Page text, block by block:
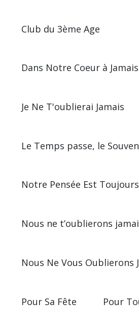
Club du 3ème Age
Dans Notre Coeur à
Je Ne T'oublierai Jamais
Le Temps passe, le
Notre Pensée Est
Nous ne t’oublierons
Nous Ne Vous Oublierons
Pour Sa Fête Pour